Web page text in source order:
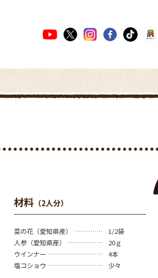
材料 （2人分）
菜の花（愛知県産）
1/2袋
人参（愛知県産）
20ｇ
ウインナー
4本
塩コショウ
少々